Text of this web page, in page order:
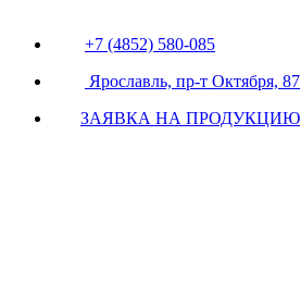
+7 (4852) 580-085
Ярославль, пр-т Октября, 87
ЗАЯВКА НА ПРОДУКЦИЮ